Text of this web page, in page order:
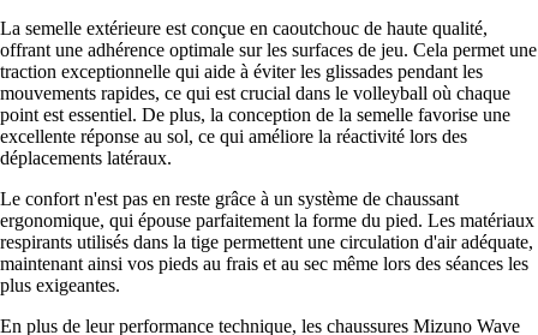
La semelle extérieure est conçue en caoutchouc de haute qualité,
offrant une adhérence optimale sur les surfaces de jeu. Cela permet une
traction exceptionnelle qui aide à éviter les glissades pendant les
mouvements rapides, ce qui est crucial dans le volleyball où chaque
point est essentiel. De plus, la conception de la semelle favorise une
excellente réponse au sol, ce qui améliore la réactivité lors des
déplacements latéraux.
Le confort n'est pas en reste grâce à un système de chaussant
ergonomique, qui épouse parfaitement la forme du pied. Les matériaux
respirants utilisés dans la tige permettent une circulation d'air adéquate,
maintenant ainsi vos pieds au frais et au sec même lors des séances les
plus exigeantes.
En plus de leur performance technique, les chaussures Mizuno Wave